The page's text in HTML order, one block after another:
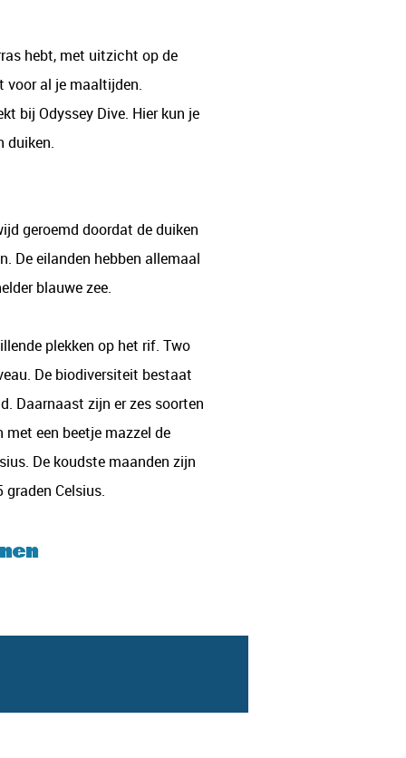
hebt, met uitzicht op de
voor al je maaltijden.
bij Odyssey Dive. Hier kun je
duiken.
geroemd doordat de duiken
De eilanden hebben allemaal
blauwe zee.
plekken op het rif. Two
De biodiversiteit bestaat
Daarnaast zijn er zes soorten
een beetje mazzel de
De koudste maanden zijn
Celsius.